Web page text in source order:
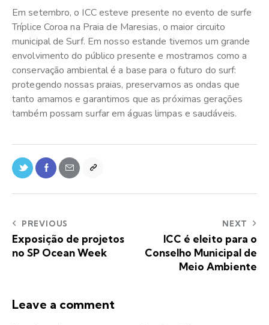
Em setembro, o ICC esteve presente no evento de surfe
Tríplice Coroa na Praia de Maresias, o maior circuito
municipal de Surf. Em nosso estande tivemos um grande
envolvimento do público presente e mostramos como a
conservação ambiental é a base para o futuro do surf:
protegendo nossas praias, preservamos as ondas que
tanto amamos e garantimos que as próximas gerações
também possam surfar em águas limpas e saudáveis.
PREVIOUS
Exposição de projetos
no SP Ocean Week
NEXT
ICC é eleito para o
Conselho Municipal de
Meio Ambiente
Leave a comment